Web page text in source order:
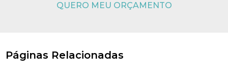
QUERO MEU ORÇAMENTO
Páginas Relacionadas